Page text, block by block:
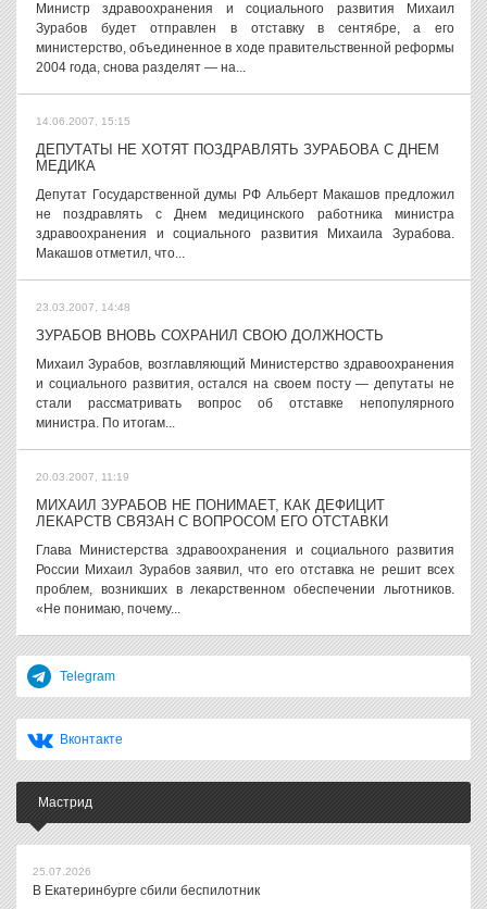
Министр здравоохранения и социального развития Михаил
Зурабов будет отправлен в отставку в сентябре, а его
министерство, объединенное в ходе правительственной реформы
2004 года, снова разделят — на...
14.06.2007, 15:15
ДЕПУТАТЫ НЕ ХОТЯТ ПОЗДРАВЛЯТЬ ЗУРАБОВА С ДНЕМ
МЕДИКА
Депутат Государственной думы РФ Альберт Макашов предложил
не поздравлять с Днем медицинского работника министра
здравоохранения и социального развития Михаила Зурабова.
Макашов отметил, что...
23.03.2007, 14:48
ЗУРАБОВ ВНОВЬ СОХРАНИЛ СВОЮ ДОЛЖНОСТЬ
Михаил Зурабов, возглавляющий Министерство здравоохранения
и социального развития, остался на своем посту — депутаты не
стали рассматривать вопрос об отставке непопулярного
министра. По итогам...
20.03.2007, 11:19
МИХАИЛ ЗУРАБОВ НЕ ПОНИМАЕТ, КАК ДЕФИЦИТ
ЛЕКАРСТВ СВЯЗАН С ВОПРОСОМ ЕГО ОТСТАВКИ
Глава Министерства здравоохранения и социального развития
России Михаил Зурабов заявил, что его отставка не решит всех
проблем, возникших в лекарственном обеспечении льготников.
«Не понимаю, почему...
Telegram
Вконтакте
Мастрид
25.07.2026
В Екатеринбурге сбили беспилотник